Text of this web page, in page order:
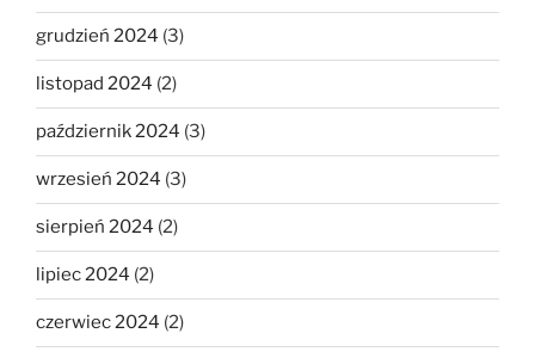
grudzień 2024 (3)
listopad 2024 (2)
październik 2024 (3)
wrzesień 2024 (3)
sierpień 2024 (2)
lipiec 2024 (2)
czerwiec 2024 (2)